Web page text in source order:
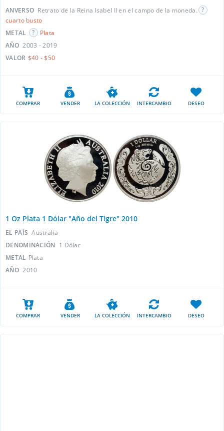
ANVERSO Retrato de la Reina Isabel II en el campo de la moneda.
cuarto busto
METAL
Plata
AÑO 2003 - 2019
VALOR $40 - $50
COMPRAR VENDER LA COLECCIÓN INTERCAMBIO DESEO
1 Oz Plata 1 Dólar "Año del Tigre" 2010
EL PAÍS Australia
DENOMINACIÓN 1 Dólar
METAL Plata
AÑO 2010
COMPRAR VENDER LA COLECCIÓN INTERCAMBIO DESEO